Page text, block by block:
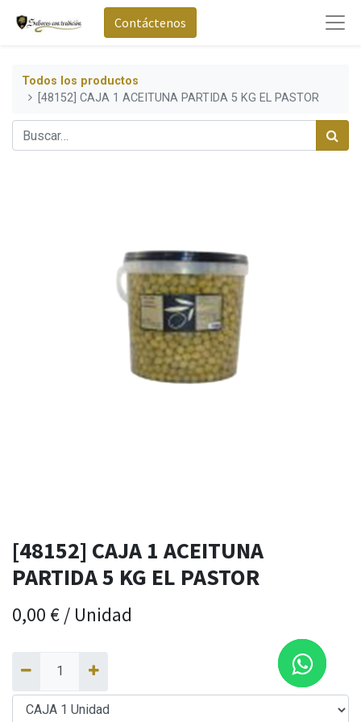
Contáctenos
Todos los productos
[48152] CAJA 1 ACEITUNA PARTIDA 5 KG EL PASTOR
[48152] CAJA 1 ACEITUNA
PARTIDA 5 KG EL PASTOR
0,00 € / Unidad